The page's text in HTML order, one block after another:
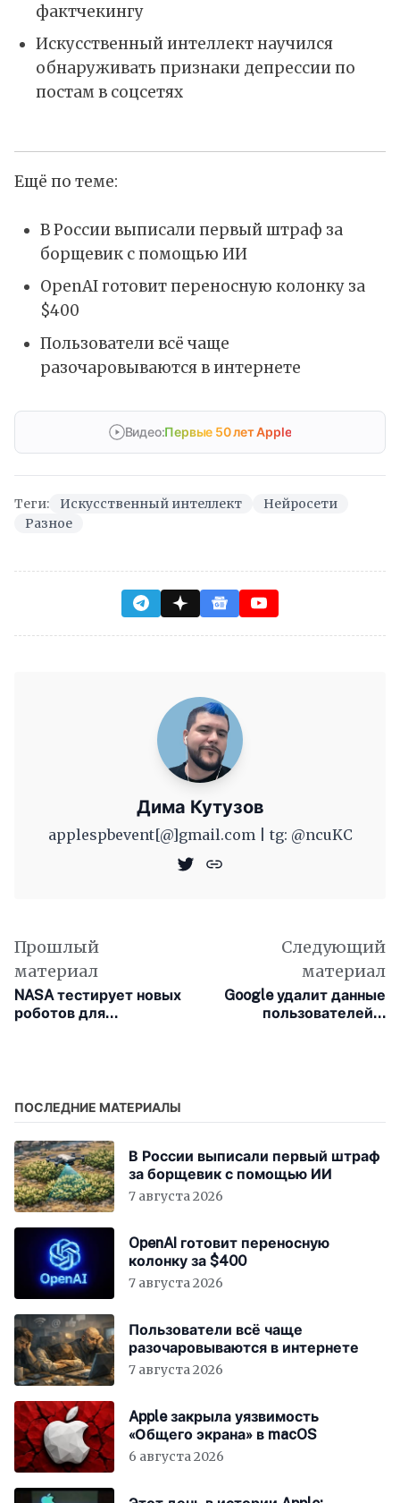
фактчекингу
Искусственный интеллект научился
обнаруживать признаки депрессии по
постам в соцсетях
Ещё по теме:
В России выписали первый штраф за
борщевик с помощью ИИ
OpenAI готовит переносную колонку за
$400
Пользователи всё чаще
разочаровываются в интернете
Видео:Первые 50 лет Apple
Теги: Искусственный интеллект
Нейросети
Разное
Дима Кутузов
applespbevent[@]gmail.com | tg: @ncuKC
Прошлый
материал
NASA тестирует новых
роботов для
Следующий
материал
Google удалит данные
пользователей о
ПОСЛЕДНИЕ МАТЕРИАЛЫ
В России выписали первый штраф
за борщевик с помощью ИИ
7 августа 2026
OpenAI готовит переносную
колонку за $400
7 августа 2026
Пользователи всё чаще
разочаровываются в интернете
7 августа 2026
Apple закрыла уязвимость
«Общего экрана» в macOS
6 августа 2026